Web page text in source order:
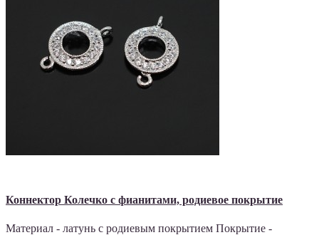
Коннектор Колечко с фианитами, родиевое покрытие
Материал - латунь с родиевым покрытием Покрытие -